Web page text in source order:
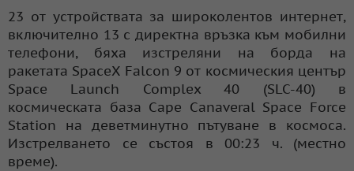
23 от устройствата за широколентов интернет,
включително 13 с директна връзка към мобилни
телефони, бяха изстреляни на борда на
ракетата SpaceX Falcon 9 от космическия център
Space Launch Complex 40 (SLC-40) в
космическата база Cape Canaveral Space Force
Station на деветминутно пътуване в космоса.
Изстрелването се състоя в 00:23 ч. (местно
време).